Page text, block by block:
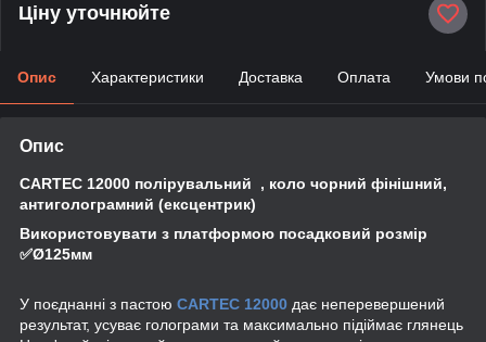
Ціну уточнюйте
Опис Характеристики Доставка Оплата Умови
Опис
CARTEC 12000 полірувальний , коло чорний фінішний,
антиголограмний (ексцентрик)
Використовувати з платформою посадковий розмір
✅Ø125мм
У поєднанні з пастою CARTEC 12000 дає неперевершений
результат, усуває голограми та максимально підіймає глянець